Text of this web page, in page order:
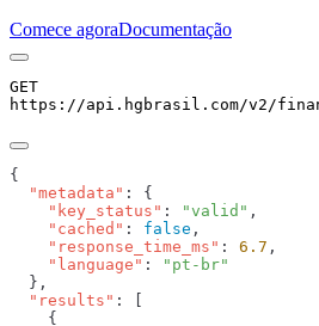
Comece agoraDocumentação
GET
https://api.hgbrasil.com/v2/
  "metadata"
    "key_status"
: "valid"
    "cached"
: false
    "response_time_ms"
: 6.7
    "language"
:
  "results"